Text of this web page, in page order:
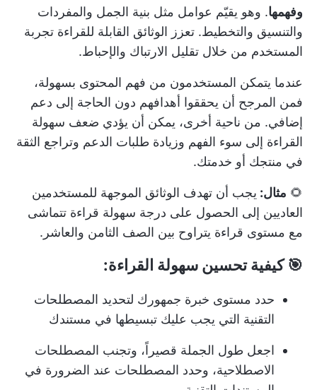
وفهمها. وهو يقيّم عوامل مثل بنية الجمل والمفردات
والتنسيق والتخطيط. تعزز الوثائق القابلة للقراءة تجربة
المستخدم من خلال تقليل الارتباك والإحباط.
عندما يتمكن المستخدمون من فهم المحتوى بسهولة،
فمن المرجح أن يحققوا أهدافهم دون الحاجة إلى دعم
إضافي. من ناحية أخرى، يمكن أن يؤدي ضعف سهولة
القراءة إلى سوء الفهم وزيادة طلبات الدعم وتراجع الثقة
في منتجك أو خدمتك.
🌻 مثال: يجب أن تهدف الوثائق الموجهة للمستخدمين
العاديين إلى الحصول على درجة سهولة قراءة تتماشى
مع مستوى قراءة يتراوح بين الصف الثامن والعاشر.
🎯 كيفية تحسين سهولة القراءة:
حدد مستوى خبرة جمهورك لتحديد المصطلحات
التقنية التي يجب عليك تبسيطها في مستندك
اجعل طول الجملة قصيراً، وتجنب المصطلحات
الاصطلاحية، وحدد المصطلحات عند الضرورة في